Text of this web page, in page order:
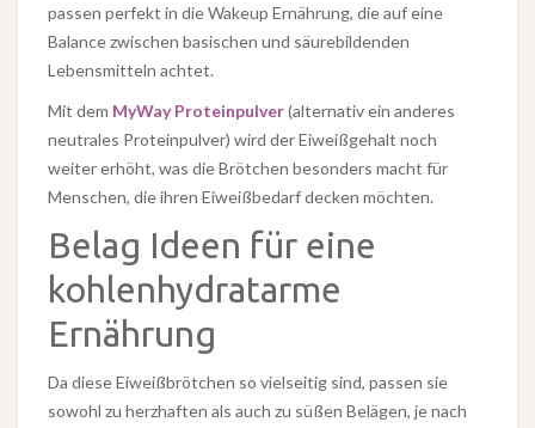
passen perfekt in die Wakeup Ernährung, die auf eine
Balance zwischen basischen und säurebildenden
Lebensmitteln achtet.
Mit dem MyWay Proteinpulver(alternativ ein anderes
neutrales Proteinpulver) wird der Eiweißgehalt noch
weiter erhöht, was die Brötchen besonders macht für
Menschen, die ihren Eiweißbedarf decken möchten.
Belag Ideen für eine
kohlenhydratarme
Ernährung
Da diese Eiweißbrötchen so vielseitig sind, passen sie
sowohl zu herzhaften als auch zu süßen Belägen, je nach